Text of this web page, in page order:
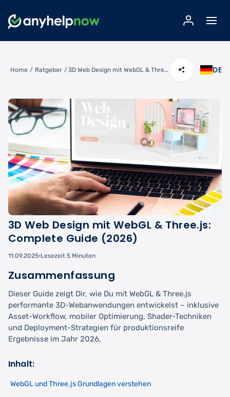
Home / Ratgeber / 3D Web Design mit WebGL & Three.js: Complete Guide (2026) DE
3D Web Design mit WebGL & Three.js:
Complete Guide (2026)
11.09.2025 Lesezeit 5 Minuten
Zusammenfassung
Dieser Guide zeigt Dir, wie Du mit WebGL & Three.js
performante 3D-Webanwendungen entwickelst – inklusive
Asset-Workflow, mobiler Optimierung, Shader-Techniken
und Deployment-Strategien für produktionsreife
Ergebnisse im Jahr 2026.
Inhalt:
WebGL und Three.js Grundlagen verstehen